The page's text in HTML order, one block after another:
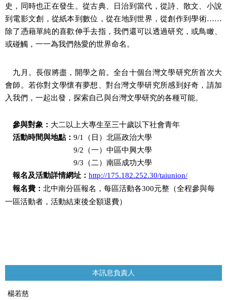
史，同時也正在發生。從古典、日治到當代，從詩、散文、小說
到電影文創，從紙本到數位，從在地到世界，從創作到學術……
除了憑藉單純的喜歡伸手去指，我們還可以透過研究，或鳥瞰、
或碰觸，一一為我們熱愛的世界命名。
九月。長假將盡，開學之前。全台十個台灣文學研究所首次大
會師。若你對文學懷有夢想、對台灣文學研究所感到好奇，請加
入我們，一起出發，探索自己與台灣文學研究的各種可能。
參與對象： 大二以上大專生至三十歲以下社會青年
活動時間與地點： 9/1 （日）北區政治大學
9/2 （一）中區中興大學
9/3 （二）南區成功大學
報名及活動詳情網址： http://175.182.252.30/taiunion/
報名費： 北中南分區報名，每區活動各300元整（全程參與每
一區活動者，活動結束後全額退費）
本訊息負責人
楊若慈